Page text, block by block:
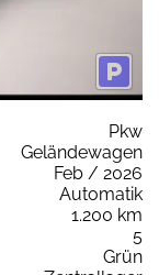
Pkw
Geländewagen
Feb / 2026
Automatik
1.200 km
5
Grün